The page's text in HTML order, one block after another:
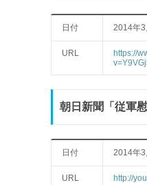
日付 2014年3
URL
https://
朝日新聞「従軍
日付 2014年3
URL http://